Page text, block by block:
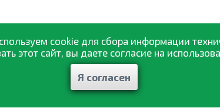
cookie для сбора информации
этот сайт, вы даете согласие на
Я согласен